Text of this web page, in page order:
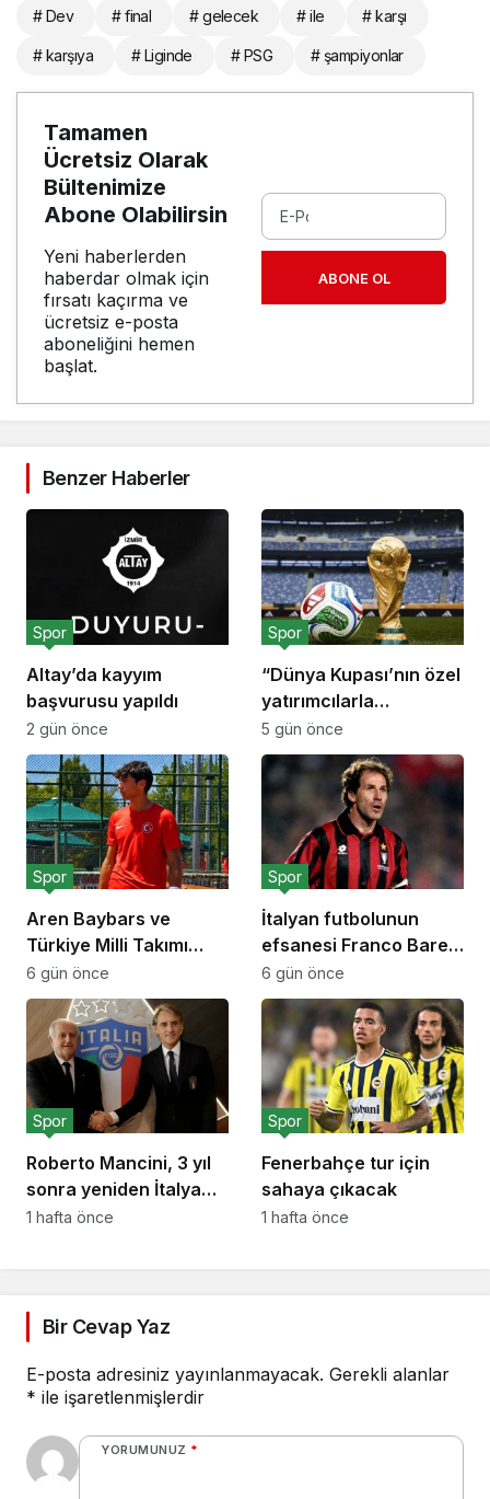
# Dev # final # gelecek # ile # karşı
# karşıya # Liginde # PSG # şampiyonlar
Tamamen
Ücretsiz Olarak
Bültenimize
Abone Olabilirsin
Yeni haberlerden
haberdar olmak için
fırsatı kaçırma ve
ücretsiz e-posta
aboneliğini hemen
başlat.
ABONE OL
Benzer Haberler
Altay’da kayyım
başvurusu yapıldı
Spor
2 gün önce
“Dünya Kupası’nın özel
yatırımcılarla
paylaşılması”
planından vazgeçildi
Spor
5 gün önce
Aren Baybars ve
Türkiye Milli Takımı
grup lideri olarak
Avrupa Finallerinde
Spor
6 gün önce
İtalyan futbolunun
efsanesi Franco Baresi
hayatını kaybetti
Spor
6 gün önce
Roberto Mancini, 3 yıl
sonra yeniden İtalya
Milli Takımı’nın başında
Spor
1 hafta önce
Fenerbahçe tur için
sahaya çıkacak
Spor
1 hafta önce
Bir Cevap Yaz
E-posta adresiniz yayınlanmayacak. Gerekli alanlar
* ile işaretlenmişlerdir
YORUMUNUZ *